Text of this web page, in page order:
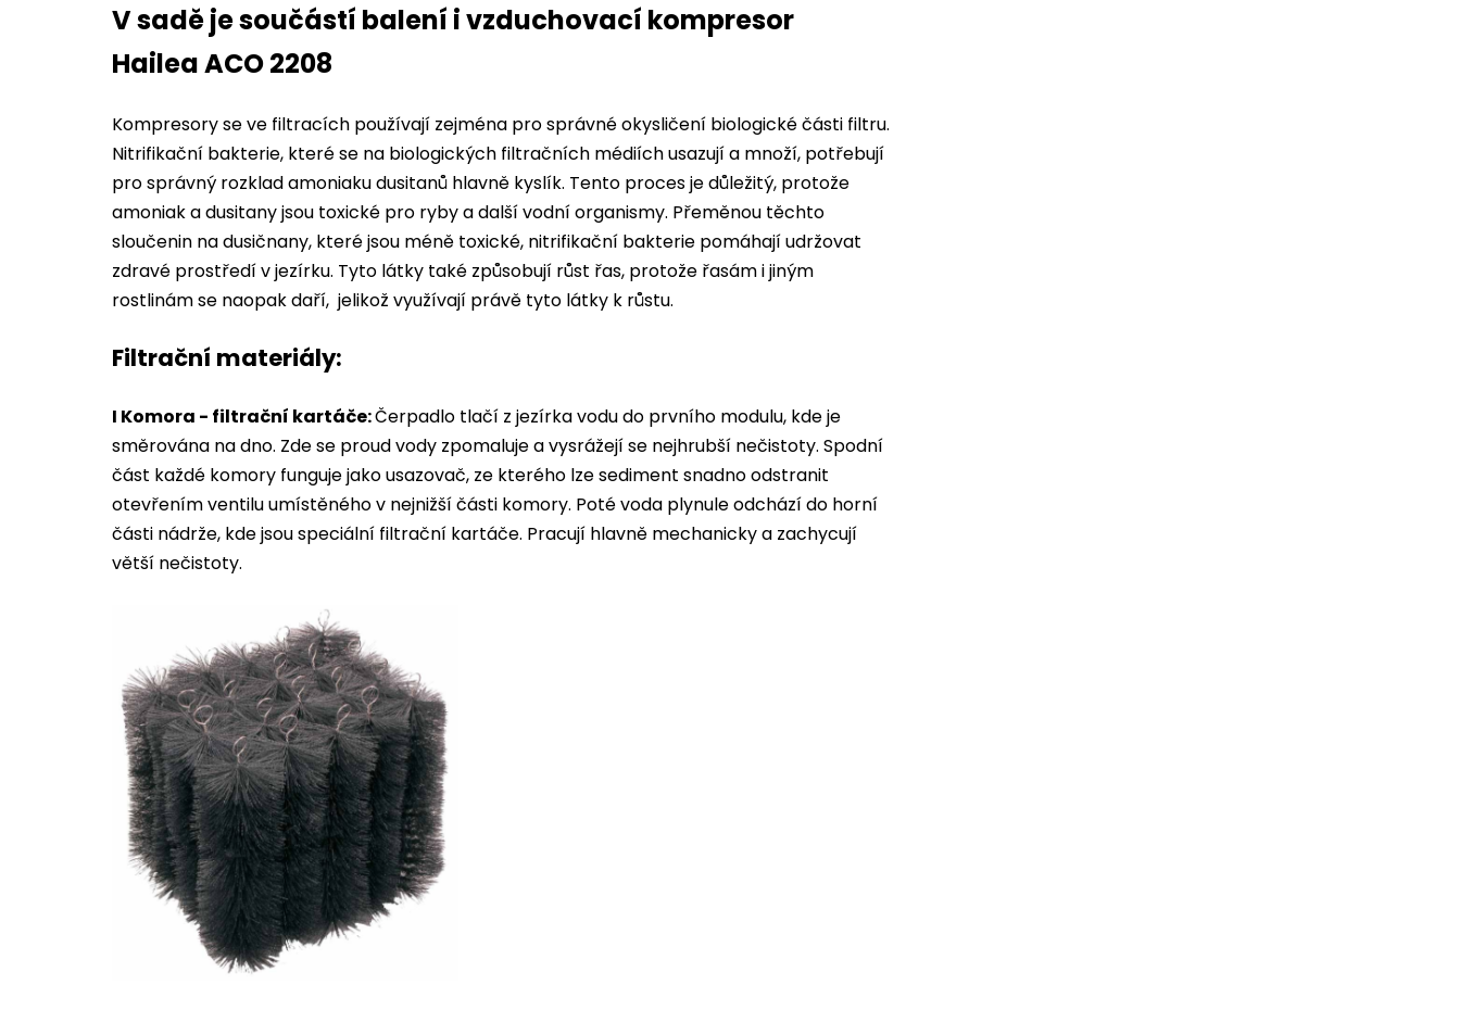
V sadě je součástí balení i vzduchovací kompresor
Hailea ACO 2208
Kompresory se ve filtracích používají zejména pro správné okysličení biologické části filtru.
Nitrifikační bakterie, které se na biologických filtračních médiích usazují a množí, potřebují
pro správný rozklad amoniaku dusitanů hlavně kyslík. Tento proces je důležitý, protože
amoniak a dusitany jsou toxické pro ryby a další vodní organismy. Přeměnou těchto
sloučenin na dusičnany, které jsou méně toxické, nitrifikační bakterie pomáhají udržovat
zdravé prostředí v jezírku. Tyto látky také způsobují růst řas, protože řasám i jiným
rostlinám se naopak daří, jelikož využívají právě tyto látky k růstu.
Filtrační materiály:
I Komora - filtrační kartáče:Čerpadlo tlačí z jezírka vodu do prvního modulu, kde je
směrována na dno. Zde se proud vody zpomaluje a vysrážejí se nejhrubší nečistoty. Spodní
část každé komory funguje jako usazovač, ze kterého lze sediment snadno odstranit
otevřením ventilu umístěného v nejnižší části komory. Poté voda plynule odchází do horní
části nádrže, kde jsou speciální filtrační kartáče. Pracují hlavně mechanicky a zachycují
větší nečistoty.